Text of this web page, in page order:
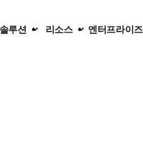
솔루션 리소스 엔터프라이즈